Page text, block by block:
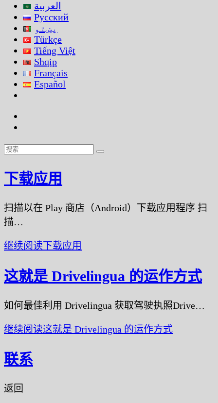
العربية
Русский
پښتو
Türkçe
Tiếng Việt
Shqip
Français
Español
下载应用
扫描以在 Play 商店（Android）下载应用程序 扫
描…
继续阅读下载应用
这就是 Drivelingua 的运作方式
如何最佳利用 Drivelingua 获取驾驶执照Drive…
继续阅读这就是 Drivelingua 的运作方式
联系
返回